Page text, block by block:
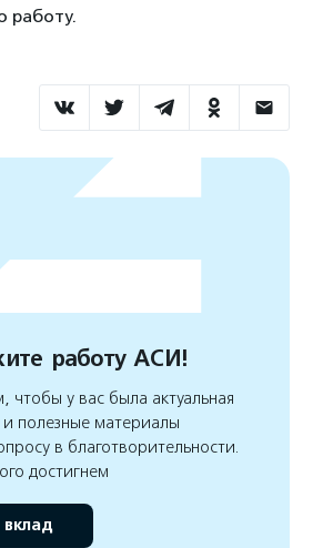
работу.
работу АСИ!
у вас была актуальная
полезные материалы
в благотворительности.
достигнем
вклад